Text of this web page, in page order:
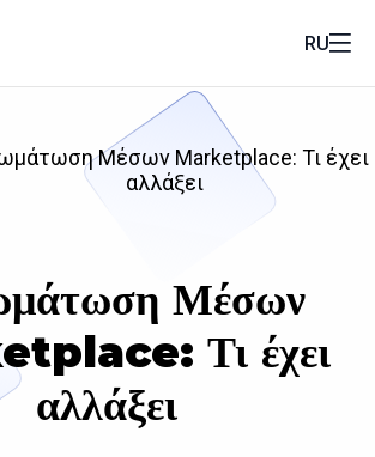
RU
Μέσων Marketplace: Τι έχει
αλλάξει
Μέσων
Τι έχει
αλλάξει